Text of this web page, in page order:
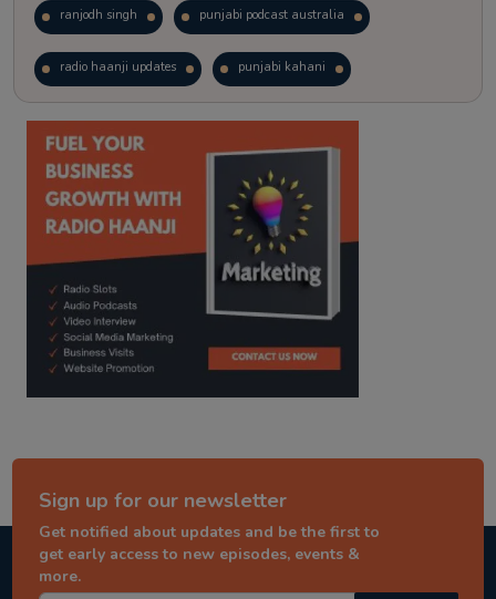
ranjodh singh punjabi podcast australia
radio haanji updates punjabi kahani
kitaab kahani punjabi story
Sign up for our newsletter
Get notified about updates and be the first to
get early access to new episodes, events &
more.